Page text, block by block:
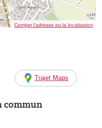
Corriger l’adresse ou la localisation
Trajet Maps
commun